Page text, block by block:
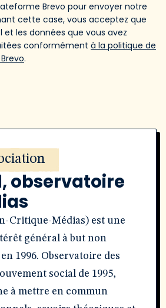
Brevo pour envoyer notre
cette case, vous acceptez que
et les données que vous avez
conformément à la politique de
.
observatoire
Critique-Médias) est une
général à but non
1996. Observatoire des
social de 1995,
à mettre en commun